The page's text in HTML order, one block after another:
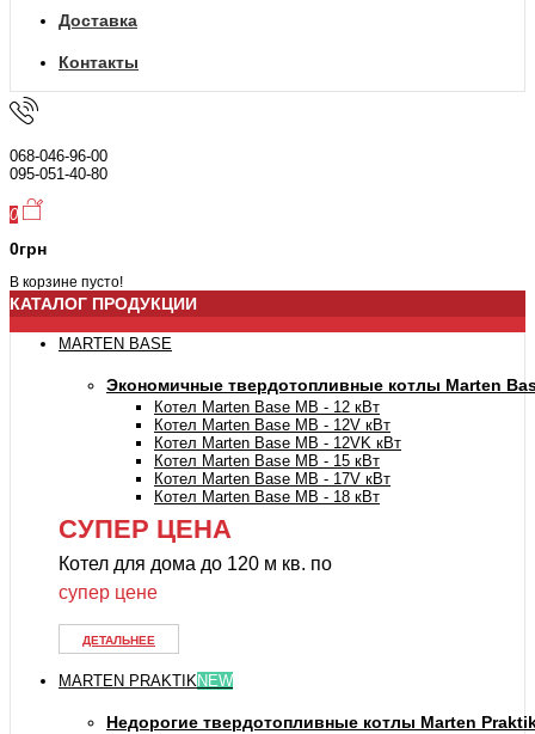
Доставка
Контакты
068-046-96-00
095-051-40-80
0
0грн
В корзине пусто!
КАТАЛОГ ПРОДУКЦИИ
MARTEN BASE
Экономичные твердотопливные котлы Marten
Котел Marten Base MB - 12 кВт
Котел Marten Base MB - 12V кВт
Котел Marten Base MB - 12VK кВт
Котел Marten Base MB - 15 кВт
Котел Marten Base MB - 17V кВт
Котел Marten Base MB - 18 кВт
СУПЕР ЦЕНА
Котел для дома до 120 м кв. по
супер цене
ДЕТАЛЬНЕЕ
MARTEN PRAKTIKNEW
Недорогие твердотопливные котлы Marten